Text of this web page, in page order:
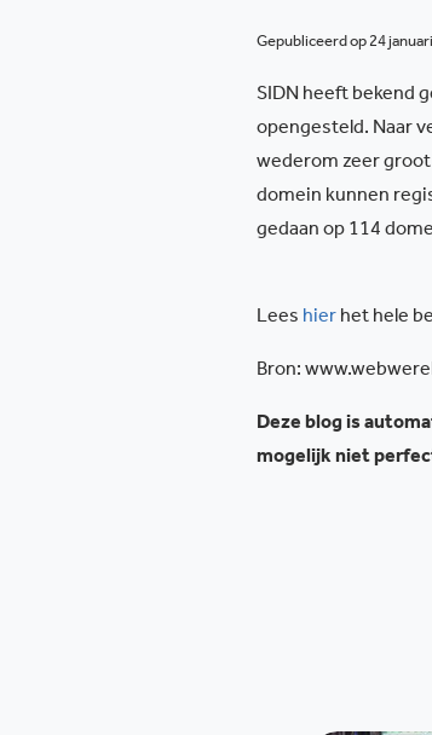
Gepubliceerd op 24
SIDN heeft bekend
opengesteld. Naar
wederom zeer
domein kunnen
gedaan op 114
Lees hier het hele
Bron:
Deze blog is
mogelijk niet